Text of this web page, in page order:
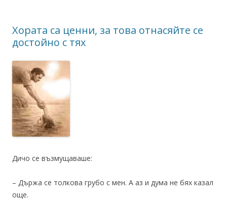
Хората са ценни, за това отнасяйте се
достойно с тях
Дичо се възмущаваше:
– Държа се толкова грубо с мен. А аз и дума не бях казал
още.